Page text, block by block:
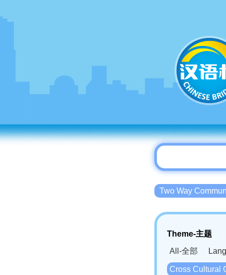
Two Way
Theme-主题
All-全部
Cross Cultural